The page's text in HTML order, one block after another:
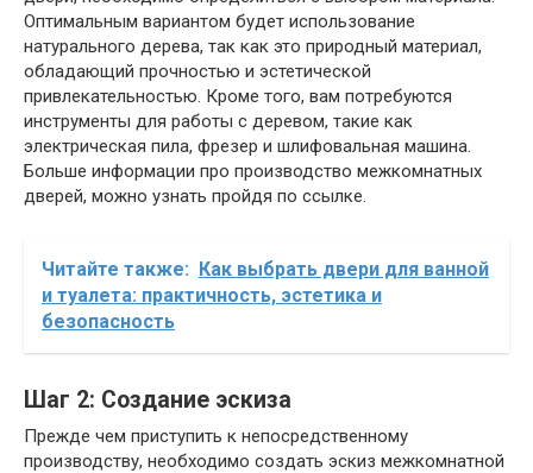
Оптимальным вариантом будет использование
натурального дерева, так как это природный материал,
обладающий прочностью и эстетической
привлекательностью. Кроме того, вам потребуются
инструменты для работы с деревом, такие как
электрическая пила, фрезер и шлифовальная машина.
Больше информации про производство межкомнатных
дверей, можно узнать пройдя по ссылке.
Читайте также: Как выбрать двери для ванной
и туалета: практичность, эстетика и
безопасность
Шаг 2: Создание эскиза
Прежде чем приступить к непосредственному
производству, необходимо создать эскиз межкомнатной